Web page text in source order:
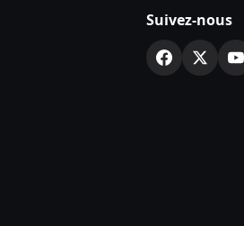
Suivez-nous